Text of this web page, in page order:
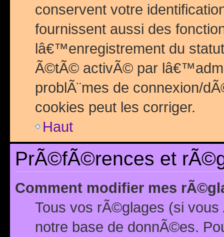
conservent votre
fournissent aussi des
lâ€™enregistrement du
Ã©tÃ© activÃ© par
problÃ¨mes de connexion/
cookies peut les corriger.
Haut
PrÃ©fÃ©rences et
Comment modifier mes
Tous vos rÃ©glages (si
notre base de donnÃ©es.